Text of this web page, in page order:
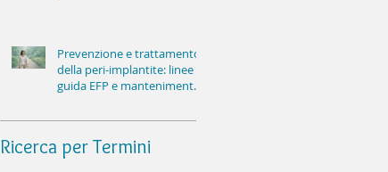
Prevenzione e trattamento
della peri-implantite: linee
guida EFP e mantenimento
Ricerca per Termini